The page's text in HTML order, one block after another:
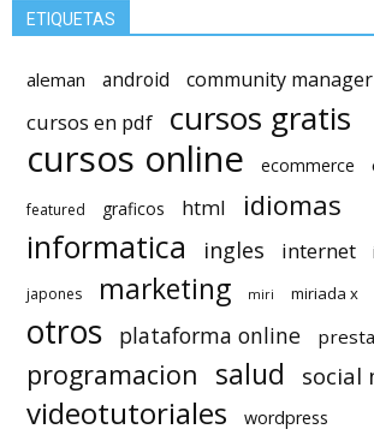
ETIQUETAS
aleman android community manager
cursos en pdf cursos gratis
cursos online ecommerce
featured graficos html idiomas
informatica ingles internet
japones marketing miri miriada x
otros plataforma online
programacion salud social
videotutoriales wordpress